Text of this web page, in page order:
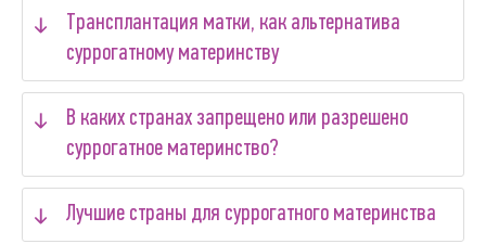
Трансплантация матки, как альтернатива
суррогатному материнству
В каких странах запрещено или разрешено
суррогатное материнство?
Лучшие страны для суррогатного материнства